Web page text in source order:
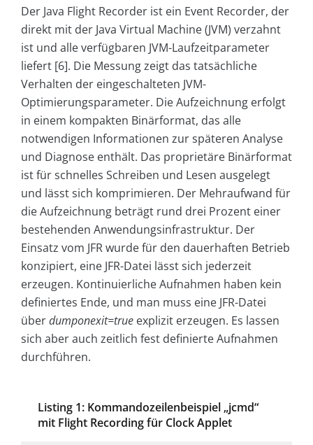
Der Java Flight Recorder ist ein Event Recorder, der
direkt mit der Java Virtual Machine (JVM) verzahnt
ist und alle verfügbaren JVM-Laufzeitparameter
liefert [6]. Die Messung zeigt das tatsächliche
Verhalten der eingeschalteten JVM-
Optimierungsparameter. Die Aufzeichnung erfolgt
in einem kompakten Binärformat, das alle
notwendigen Informationen zur späteren Analyse
und Diagnose enthält. Das proprietäre Binärformat
ist für schnelles Schreiben und Lesen ausgelegt
und lässt sich komprimieren. Der Mehraufwand für
die Aufzeichnung beträgt rund drei Prozent einer
bestehenden Anwendungsinfrastruktur. Der
Einsatz vom JFR wurde für den dauerhaften Betrieb
konzipiert, eine JFR-Datei lässt sich jederzeit
erzeugen. Kontinuierliche Aufnahmen haben kein
definiertes Ende, und man muss eine JFR-Datei
überdumponexit=true explizit erzeugen. Es lassen
sich aber auch zeitlich fest definierte Aufnahmen
durchführen.
Listing 1: Kommandozeilenbeispiel „jcmd“
mit Flight Recording für Clock Applet